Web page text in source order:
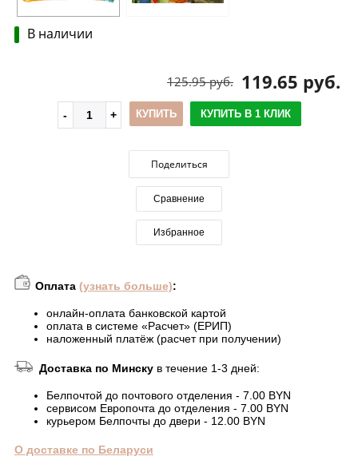
В наличии
119.65 руб.
125.95 руб.
КУПИТЬ КУПИТЬ В 1 КЛИК
Поделиться
Сравнение
Избранное
Оплата (узнать больше):
онлайн-оплата банковской картой
оплата в системе «Расчет» (ЕРИП)
наложенный платёж (расчет при получении)
Доставка по Минску в течение 1-3 дней:
Белпочтой до почтового отделения - 7.00 BYN
сервисом Европочта до отделения - 7.00 BYN
курьером Белпочты до двери - 12.00 BYN
О доставке по Беларуси